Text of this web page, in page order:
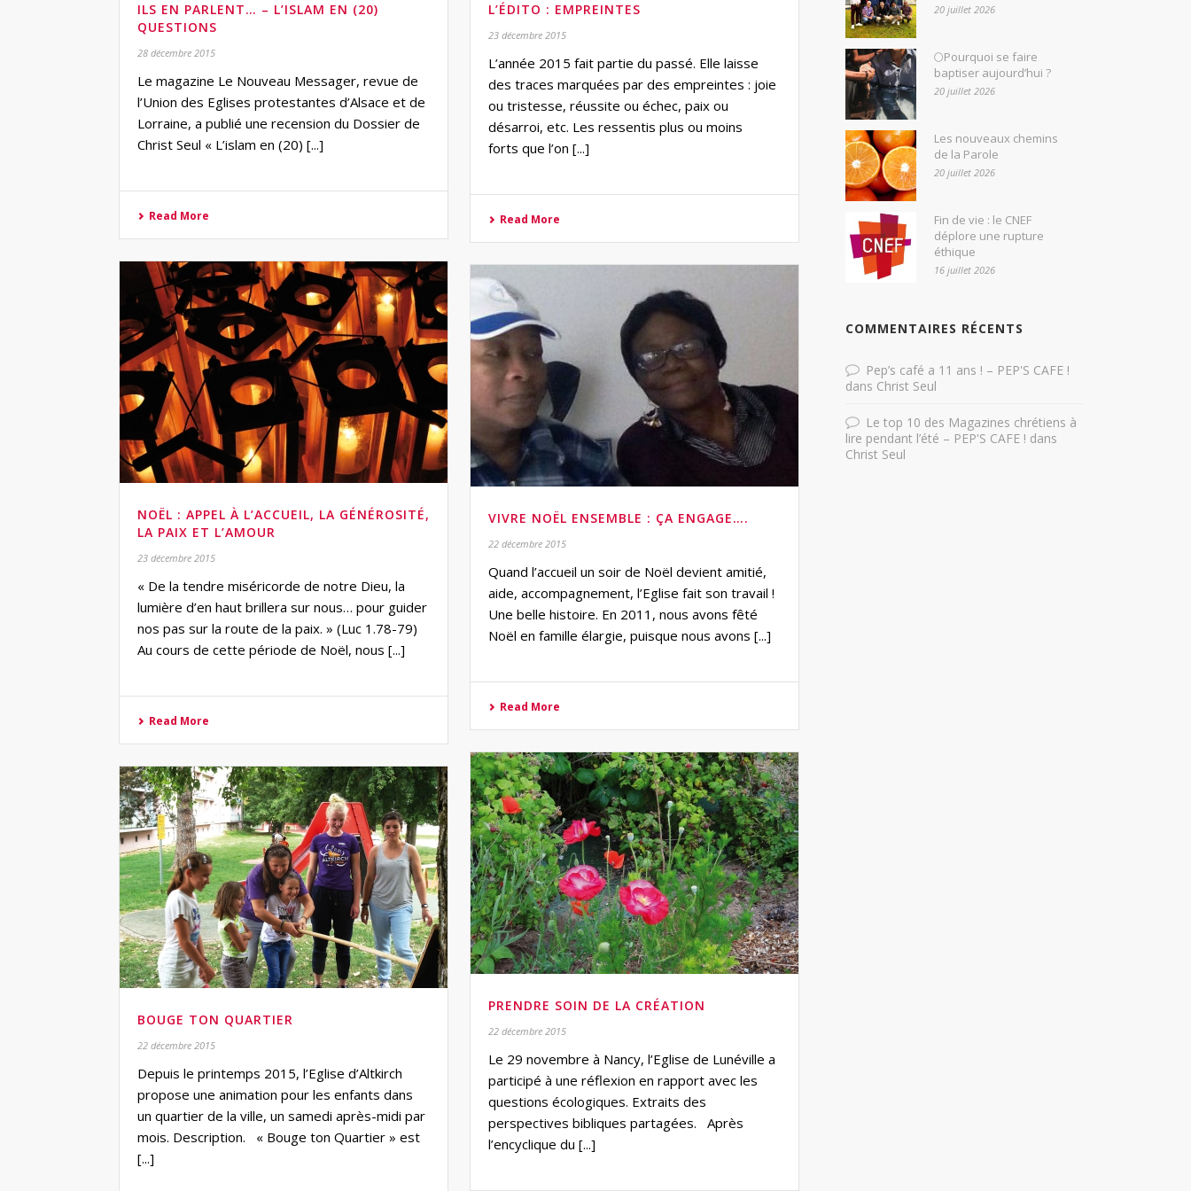
ILS EN PARLENT… – L’ISLAM EN (20)
QUESTIONS
28 décembre 2015
Le magazine Le Nouveau Messager, revue de
l’Union des Eglises protestantes d’Alsace et de
Lorraine, a publié une recension du Dossier de
Christ Seul « L’islam en (20) [...]
Read More
L’ÉDITO : EMPREINTES
23 décembre 2015
L’année 2015 fait partie du passé. Elle laisse
des traces marquées par des empreintes : joie
ou tristesse, réussite ou échec, paix ou
désarroi, etc. Les ressentis plus ou moins
forts que l’on [...]
Read More
NOËL : APPEL À L’ACCUEIL, LA GÉNÉROSITÉ,
LA PAIX ET L’AMOUR
23 décembre 2015
« De la tendre miséricorde de notre Dieu, la
lumière d’en haut brillera sur nous… pour guider
nos pas sur la route de la paix. » (Luc 1.78-79)
Au cours de cette période de Noël, nous [...]
Read More
VIVRE NOËL ENSEMBLE : ÇA ENGAGE….
22 décembre 2015
Quand l’accueil un soir de Noël devient amitié,
aide, accompagnement, l’Eglise fait son travail !
Une belle histoire. En 2011, nous avons fêté
Noël en famille élargie, puisque nous avons [...]
Read More
PRENDRE SOIN DE LA CRÉATION
22 décembre 2015
Le 29 novembre à Nancy, l’Eglise de Lunéville a
participé à une réflexion en rapport avec les
questions écologiques. Extraits des
perspectives bibliques partagées. Après
l’encyclique du [...]
BOUGE TON QUARTIER
22 décembre 2015
Depuis le printemps 2015, l’Eglise d’Altkirch
propose une animation pour les enfants dans
un quartier de la ville, un samedi après-midi par
mois. Description. « Bouge ton Quartier » est
[...]
20 juillet 2026
🌕Pourquoi se faire
baptiser aujourd’hui ?
20 juillet 2026
Les nouveaux chemins
de la Parole
20 juillet 2026
Fin de vie : le CNEF
déplore une rupture
éthique
16 juillet 2026
COMMENTAIRES RÉCENTS
Pep’s café a 11 ans ! – PEP'S CAFE !
dans Christ Seul
Le top 10 des Magazines chrétiens à
lire pendant l’été – PEP'S CAFE ! dans
Christ Seul